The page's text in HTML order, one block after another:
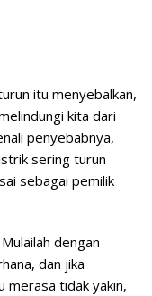
itu menyebalkan,
kita dari
penyebabnya,
sering turun
sebagai pemilik
dengan
dan jika
merasa tidak yakin,